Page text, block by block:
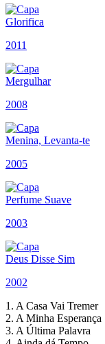
Glorifica
2011
Mergulhar
2008
Menina, Levanta-te
2005
Perfume Suave
2003
Deus Disse Sim
2002
1. A Casa Vai Tremer
2. A Minha Esperança
3. A Última Palavra